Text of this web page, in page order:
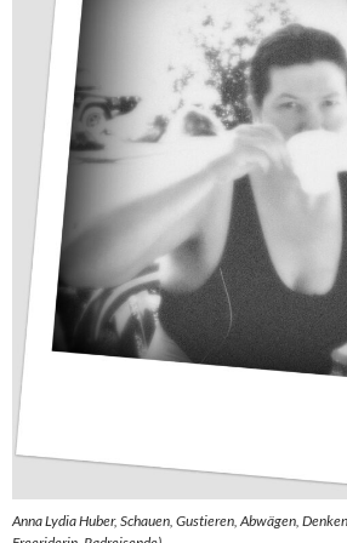
Anna Lydia Huber, Schauen, Gustieren, Abwägen,